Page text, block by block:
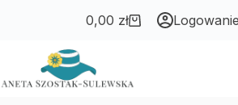
Koszyk
0,00 zł